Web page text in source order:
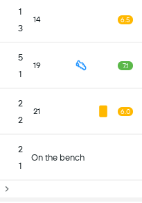
1
3
14 6.5
5
1
19 7.1
2
2
21 6.0
2
1
On the bench